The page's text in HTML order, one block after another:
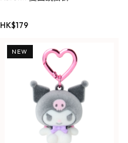
HK$179
NEW